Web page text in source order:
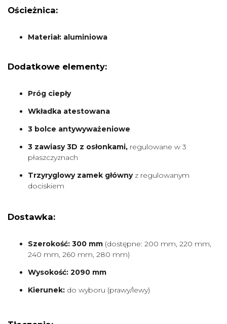
Ościeżnica:
Materiał: aluminiowa
Dodatkowe elementy:
Próg ciepły
Wkładka atestowana
3 bolce antywyważeniowe
3 zawiasy 3D z osłonkami, regulowane w 3
płaszczyznach
Trzyryglowy zamek głównyz regulowanym
dociskiem
Dostawka:
Szerokość: 300 mm (dostępne: 200 mm, 220 mm,
240 mm, 260 mm, 280 mm)
Wysokość: 2090 mm
Kierunek: do wyboru (prawy/lewy)